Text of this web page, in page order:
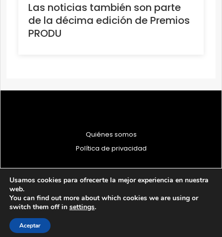
Las noticias también son parte
de la décima edición de Premios
PRODU
Quiénes somos
Política de privacidad
© 1997 - 2026 PRODU - Todos los derechos reservados
Usamos cookies para ofrecerte la mejor experiencia en nuestra
web.
You can find out more about which cookies we are using or
switch them off in settings.
Aceptar